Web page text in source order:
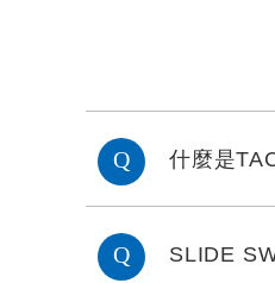
什麼是
SLIDE